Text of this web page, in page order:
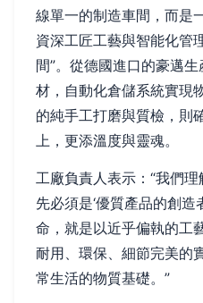
線單一的制造車間，而是
資深工匠工藝與智能化管
間”。從德國進口的豪邁
材，自動化倉儲系統實現
的純手工打磨與質檢，則
上，更添溫度與靈魂。
工廠負責人表示：“我們理
先必須是‘優質產品的創造
命，就是以近乎偏執的工
耐用、環保、細節完美的
常生活的物質基礎。”